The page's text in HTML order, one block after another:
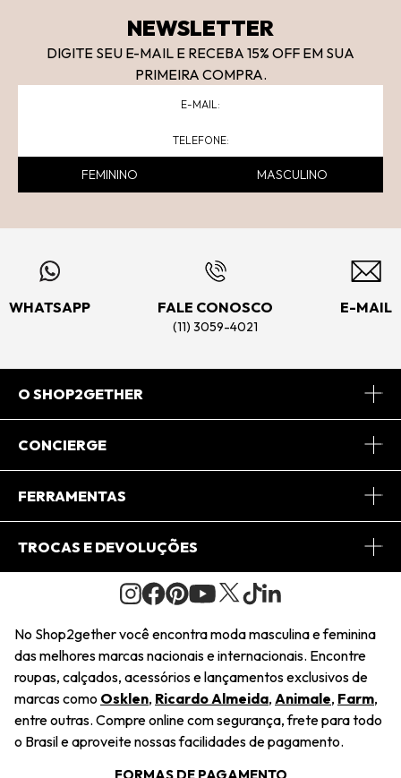
NEWSLETTER
DIGITE SEU E-MAIL E RECEBA 15% OFF EM SUA
PRIMEIRA COMPRA.
FEMININO MASCULINO
WHATSAPP FALE CONOSCO
(11) 3059-4021
E-MAIL
O SHOP2GETHER
Sobre Nós
Journal
Saiu na Mídia
Sustentabilidade
Navegando
CONCIERGE
Central de Relacionamento
Regulamento e Promoções
FERRAMENTAS
Minha Conta
Pedido de Presente
Wishlist
TROCAS E DEVOLUÇÕES
Condições Gerais
Troca Fácil
Restituição de Pagamento
Dúvidas Frequentes
Termos e Condições
No Shop2gether você encontra moda masculina e feminina
das melhores marcas nacionais e internacionais. Encontre
roupas, calçados, acessórios e lançamentos exclusivos de
marcas como Osklen, Ricardo Almeida, Animale, Farm,
entre outras. Compre online com segurança, frete para todo
o Brasil e aproveite nossas facilidades de pagamento.